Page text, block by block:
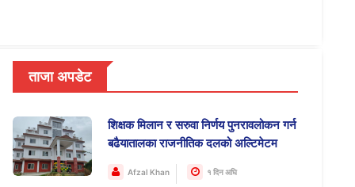
ताजा अपडेट
शिक्षक मिलान र सरुवा निर्णय पुनरावलोकन गर्न
बढैयातालका राजनीतिक दलको अल्टिमेटम
Afzal Khan १ दिन अघि